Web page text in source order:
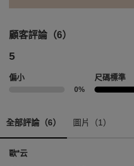
顧客評論（6）
5
偏小
0%
尺碼標準
全部評論（6） 圖片（1）
歐*云